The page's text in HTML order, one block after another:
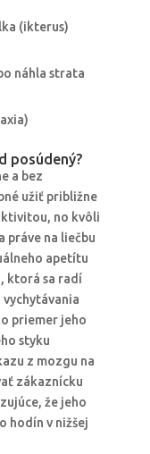
(ikterus)
náhla strata
posúdený?
a bez
užiť približne
no kvôli
práve na liečbu
apetítu
ktorá sa radí
priemer jeho
styku
z mozgu na
zákaznícku
že jeho
hodín v nižšej